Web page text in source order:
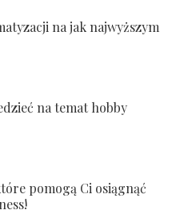
na jak najwyższym
na temat hobby
pomogą Ci osiągnąć